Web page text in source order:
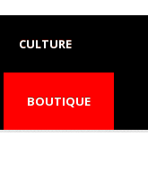
CULTURE
BOUTIQUE